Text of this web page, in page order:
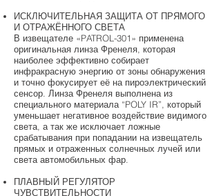
ИСКЛЮЧИТЕЛЬНАЯ ЗАЩИТА ОТ ПРЯМОГО
И ОТРАЖЁННОГО СВЕТА
В извещателе «PATROL-301» применена
оригинальная линза Френеля, которая
наиболее эффективно собирает
инфракрасную энергию от зоны обнаружения
и точно фокусирует её на пироэлектрический
сенсор. Линза Френеля выполнена из
специального материала “POLY IR”, который
уменьшает негативное воздействие видимого
света, а так же исключает ложные
срабатывания при попадании на извещатель
прямых и отраженных солнечных лучей или
света автомобильных фар.
ПЛАВНЫЙ РЕГУЛЯТОР
ЧУВСТВИТЕЛЬНОСТИ